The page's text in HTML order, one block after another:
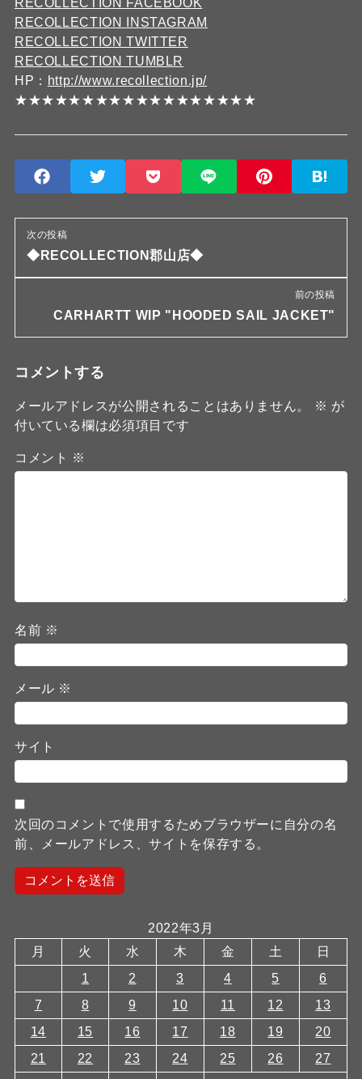
RECOLLECTION INSTAGRAM
RECOLLECTION TWITTER
RECOLLECTION TUMBLR
HP： http://www.recollection.jp/
★★★★★★★★★★★★★★★★★★
次の投稿
◆RECOLLECTION郡山店◆
前の投稿
CARHARTT WIP "HOODED SAIL JACKET"
コメントする
メールアドレスが公開されることはありません。 ※ が
付いている欄は必須項目です
コメント ※
名前 ※
メール ※
サイト
次回のコメントで使用するためブラウザーに自分の名
前、メールアドレス、サイトを保存する。
2022年3月
月
火 水 木 金 土
日
1
2 3 4 5
6
7
8 9 10 11 12
13
14
15 16 17 18 19
20
21
22 23 24 25 26
27